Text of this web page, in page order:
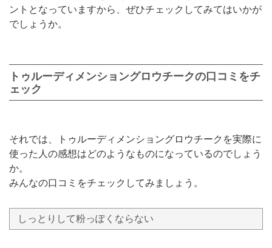
ントとなっていますから、ぜひチェックしてみてはいかが
でしょうか。
トゥルーディメンショングロウチークの口コミをチ
ェック
それでは、トゥルーディメンショングロウチークを実際に
使った人の感想はどのようなものになっているのでしょう
か。
みんなの口コミをチェックしてみましょう。
しっとりして粉っぽくならない